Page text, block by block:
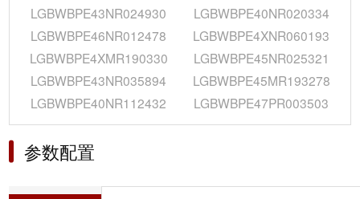
LGBWBPE43NR024930
LGBWBPE40NR020334
LGBWBPE46NR012478
LGBWBPE4XNR060193
LGBWBPE4XMR190330
LGBWBPE45NR025321
LGBWBPE43NR035894
LGBWBPE45MR193278
LGBWBPE40NR112432
LGBWBPE47PR003503
参数配置